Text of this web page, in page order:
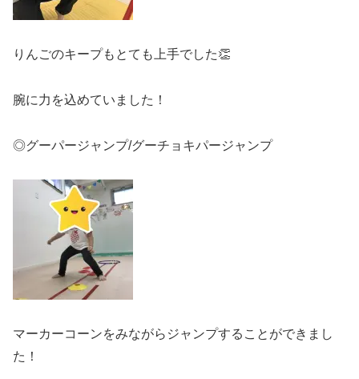
りんごのキープもとても上手でした👏
腕に力を込めていました！
◎グーパージャンプ/グーチョキパージャンプ
マーカーコーンをみながらジャンプすることができまし
た！